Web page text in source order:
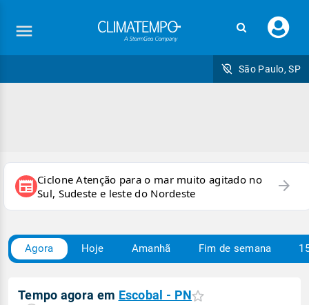
seu
São Paulo, SP
newspaper Ciclone Atenção para o mar muito agitado no
Sul, Sudeste e leste do Nordeste
arrow_forward
Agora Hoje Amanhã Fim de semana
Tempo agora em Escobal - PN